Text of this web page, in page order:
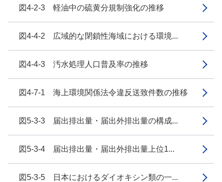
図4-2-3 軽油中の硫黄分規制強化の推移
図4-4-2 広域的な閉鎖性海域における環境...
図4-4-3 汚水処理人口普及率の推移
図4-7-1 海上環境関係法令違反送致件数の推移
図5-3-3 届出排出量・届出外排出量の構成...
図5-3-4 届出排出量・届出外排出量上位1...
図5-3-5 日本におけるダイオキシン類の一...